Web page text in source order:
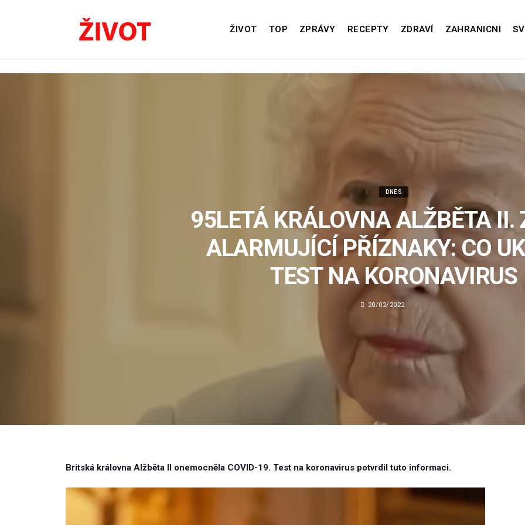
ŽIVOT TOP ZPRÁVY RECEPTY ZDRAVÍ ZAHRANICNI
DNES
95LETÁ KRÁLOVNA ALŽBĚTA II.
ALARMUJÍCÍ PŘÍZNAKY: СO
TEST NA KORONAVIRUS
20/02/2022
Britská královna Alžběta II onemocněla COVID-19. Test na koronavirus potvrdil tuto informaci.